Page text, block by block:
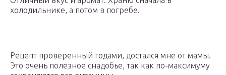
холодильнике, а потом в погребе.
Рецепт проверенный годами, достался мне от мамы.
Это очень полезное снадобье, так как по-максимуму